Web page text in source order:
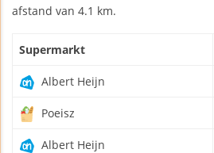
afstand van 4.1 km.
Supermarkt
Albert Heijn
Poeisz
Albert Heijn